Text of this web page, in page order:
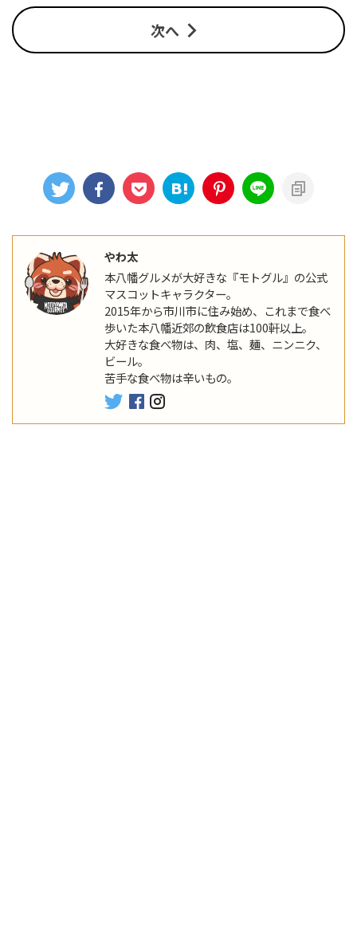
次へ
やわ太
本八幡グルメが大好きな『モトグル』の公式
マスコットキャラクター。
2015年から市川市に住み始め、これまで食べ
歩いた本八幡近郊の飲食店は100軒以上。
大好きな食べ物は、肉、塩、麺、ニンニク、
ビール。
苦手な食べ物は辛いもの。